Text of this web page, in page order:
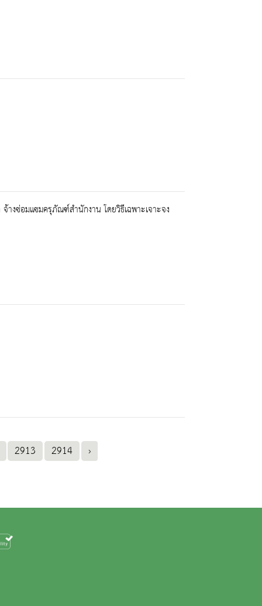
งซ่อมแซมครุภัณฑ์สำนักงาน โดยวิธีเฉพาะเจาะจง
2913 2914 ›